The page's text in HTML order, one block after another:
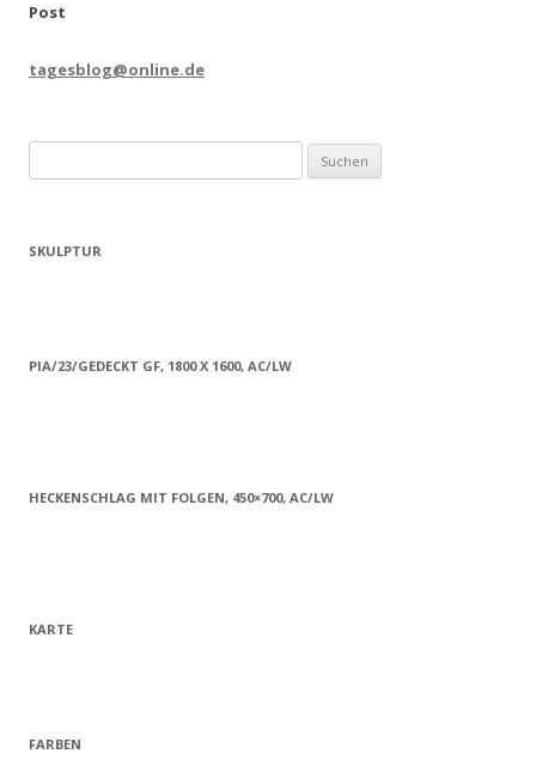
Post
tagesblog@online.de
nach:
SKULPTUR
PIA/23/GEDECKT GF, 1800 X 1600, AC/LW
HECKENSCHLAG MIT FOLGEN, 450×700, AC/LW
KARTE
FARBEN